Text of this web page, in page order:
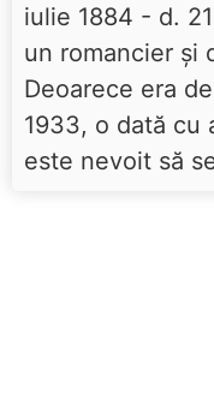
iulie 1884 - d.
un romancier și
Deoarece era
1933, o dată cu
este nevoit să